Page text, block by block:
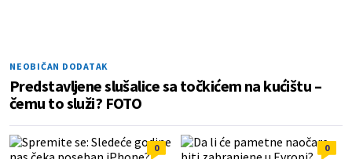
NEOBIČAN DODATAK
Predstavljene slušalice sa točkićem na kućištu –
čemu to služi? FOTO
0 0